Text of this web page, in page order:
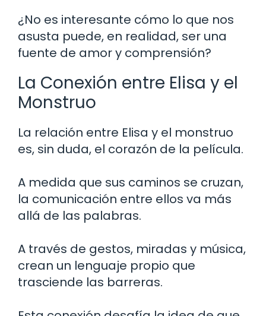
¿No es interesante cómo lo que nos
asusta puede, en realidad, ser una
fuente de amor y comprensión?
La Conexión entre Elisa y el
Monstruo
La relación entre Elisa y el monstruo
es, sin duda, el corazón de la película.
A medida que sus caminos se cruzan,
la comunicación entre ellos va más
allá de las palabras.
A través de gestos, miradas y música,
crean un lenguaje propio que
trasciende las barreras.